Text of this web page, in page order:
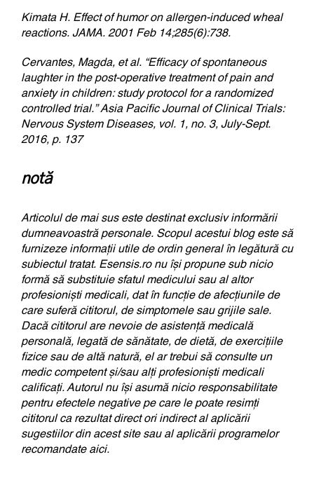
Kimata H. Effect of humor on allergen-induced wheal
reactions. JAMA. 2001 Feb 14;285(6):738.
Cervantes, Magda, et al. “Efficacy of spontaneous
laughter in the post-operative treatment of pain and
anxiety in children: study protocol for a randomized
controlled trial.” Asia Pacific Journal of Clinical Trials:
Nervous System Diseases, vol. 1, no. 3, July-Sept.
2016, p. 137
notă
Articolul de mai sus este destinat exclusiv informării
dumneavoastră personale. Scopul acestui blog este să
furnizeze informații utile de ordin general în legătură cu
subiectul tratat. Esensis.ro nu își propune sub nicio
formă să substituie sfatul medicului sau al altor
profesioniști medicali, dat în funcție de afecțiunile de
care suferă cititorul, de simptomele sau grijile sale.
Dacă cititorul are nevoie de asistență medicală
personală, legată de sănătate, de dietă, de exercițiile
fizice sau de altă natură, el ar trebui să consulte un
medic competent și/sau alți profesioniști medicali
calificați. Autorul nu își asumă nicio responsabilitate
pentru efectele negative pe care le poate resimți
cititorul ca rezultat direct ori indirect al aplicării
sugestiilor din acest site sau al aplicării programelor
recomandate aici.